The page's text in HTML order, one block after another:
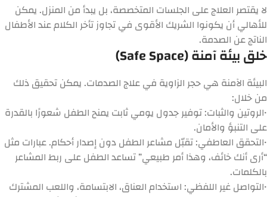
لا يقتصر العلاج على الجلسات المتخصصة، بل يبدأ من المنزل. يمكن
للأهالي أن يكونوا الشريك الأقوى في تجاوزتأخر الكلام عند الأطفال
الناتج عن الصدمة.
خلق بيئة آمنة (Safe Space)
البيئة الآمنة هي حجر الزاوية في علاج الصدمات. يمكن تحقيق ذلك
من خلال:
•الروتين والثبات:توفير جدول يومي ثابت يمنح الطفل شعورًا بالقدرة
على التنبؤ والأمان.
•التحقق العاطفي:تقبّل مشاعر الطفل دون إصدار أحكام. عبارات مثل
“أرى أنك خائف، وهذا أمر طبيعي” تساعد الطفل على ربط المشاعر
بالكلمات.
•التواصل غير اللفظي: استخدام العناق، الابتسامة، واللعب المشترك